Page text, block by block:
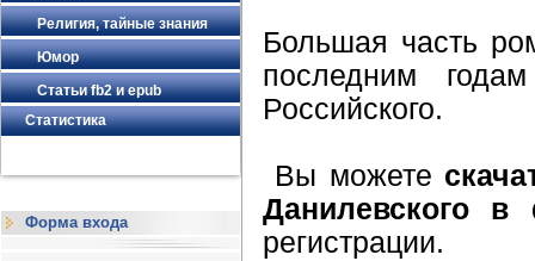
Религия, тайные знания
Юмор
Статьи fb2 и epub
Статистика
Форма входа
Большая часть
последним
Российского.
Вы можете
Данилевского
регистрации.